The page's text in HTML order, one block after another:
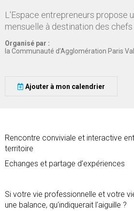
L'Espace entrepreneurs propose
mensuelle à destination des chefs
Organisé par :
la Communauté d’Agglomération Paris
Ajouter à mon calendrier
Rencontre conviviale et interactive
territoire
Echanges et partage d’expériences
Si votre vie professionnelle et votre
une balance, qu'indiquerait l'aiguille ?